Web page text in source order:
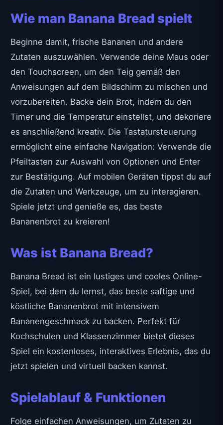
Wie man Banana Bread spielt
Beginne damit, frische Bananen und andere
Zutaten auszuwählen. Verwende deine Maus oder
den Touchscreen, um den Teig gemäß den
Anweisungen auf dem Bildschirm zu mischen und
vorzubereiten. Backe dein Brot, indem du den
Timer und die Temperatur einstellst, und dekoriere
es anschließend kreativ. Die Tastatursteuerung
ermöglicht eine einfache Navigation: Verwende die
Pfeiltasten zur Auswahl von Optionen und Enter
zur Bestätigung. Auf mobilen Geräten tippst du auf
die Zutaten und Werkzeuge, um zu interagieren.
Spiele jetzt und genieße es, das beste
Bananenbrot zu kreieren!
Was ist Banana Bread?
Banana Bread ist ein lustiges und cooles Online-
Spiel, bei dem du lernst, das beste saftige und
köstliche Bananenbrot mit intensivem
Bananengeschmack zu backen. Perfekt für
Kochschulen und Klassenzimmer bietet dieses
Spiel ein kostenloses, interaktives Erlebnis, das du
jetzt spielen und virtuell backen kannst.
Spielablauf & Funktionen
Folge einfachen Anweisungen, um Zutaten zu